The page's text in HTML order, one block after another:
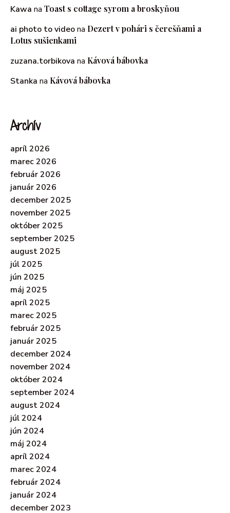
Kawa na Toast s cottage syrom a broskyňou
ai photo to videona Dezert v pohári s čerešňami a
Lotus sušienkami
zuzana.torbikova na Kávová bábovka
Stanka na Kávová bábovka
Archív
apríl 2026
marec 2026
február 2026
január 2026
december 2025
november 2025
október 2025
september 2025
august 2025
júl 2025
jún 2025
máj 2025
apríl 2025
marec 2025
február 2025
január 2025
december 2024
november 2024
október 2024
september 2024
august 2024
júl 2024
jún 2024
máj 2024
apríl 2024
marec 2024
február 2024
január 2024
december 2023